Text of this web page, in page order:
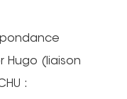
Hugo (liaison
: